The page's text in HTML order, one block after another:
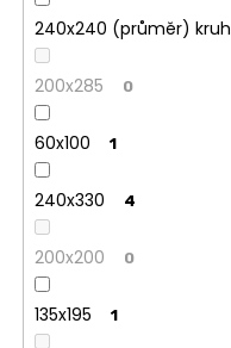
240x240 (průměr) kruh
200x285 0
60x100 1
240x330 4
200x200 0
135x195 1